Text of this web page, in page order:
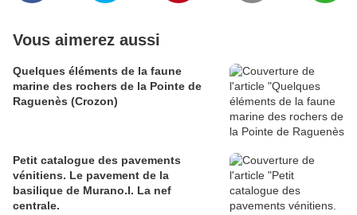
Vous aimerez aussi
Quelques éléments de la faune
marine des rochers de la Pointe de
Raguenès (Crozon)
Petit catalogue des pavements
vénitiens. Le pavement de la
basilique de Murano.I. La nef
centrale.